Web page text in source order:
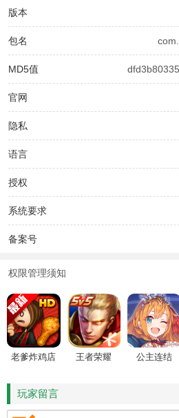
版本
包名
MD5值
官网
隐私
语言
授权
系统要求
备案号
权限管理须知
老爹炸鸡店
王者荣耀 公主连结
玩家留言